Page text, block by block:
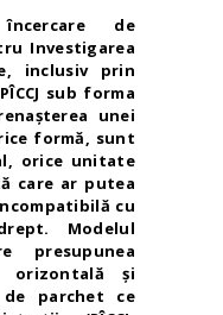
de
Investigarea
inclusiv prin
sub forma
unei
formă, sunt
orice unitate
care ar putea
cu
Modelul
presupunea
orizontală și
parchet ce